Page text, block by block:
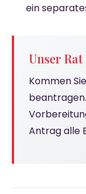
ein
Unser Rat
Kommen
Antrag alle